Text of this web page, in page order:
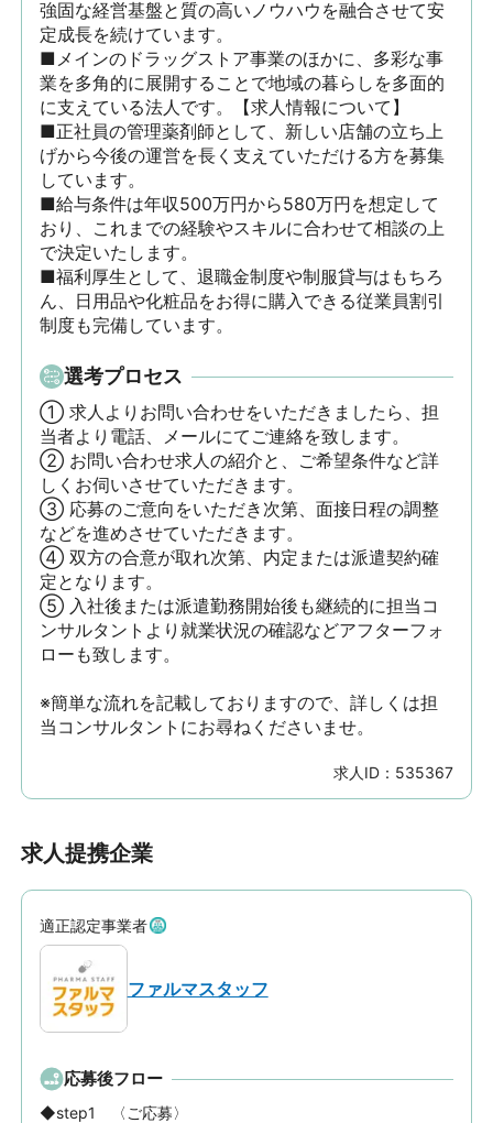
強固な経営基盤と質の高いノウハウを融合させて安
定成長を続けています。
■メインのドラッグストア事業のほかに、多彩な事
業を多角的に展開することで地域の暮らしを多面的
に支えている法人です。【求人情報について】
■正社員の管理薬剤師として、新しい店舗の立ち上
げから今後の運営を長く支えていただける方を募集
しています。
■給与条件は年収500万円から580万円を想定して
おり、これまでの経験やスキルに合わせて相談の上
で決定いたします。
■福利厚生として、退職金制度や制服貸与はもちろ
ん、日用品や化粧品をお得に購入できる従業員割引
制度も完備しています。
選考プロセス
① 求人よりお問い合わせをいただきましたら、担
当者より電話、メールにてご連絡を致します。
② お問い合わせ求人の紹介と、ご希望条件など詳
しくお伺いさせていただきます。
③ 応募のご意向をいただき次第、面接日程の調整
などを進めさせていただきます。
④ 双方の合意が取れ次第、内定または派遣契約確
定となります。
⑤ 入社後または派遣勤務開始後も継続的に担当コ
ンサルタントより就業状況の確認などアフターフォ
ローも致します。
※簡単な流れを記載しておりますので、詳しくは担
当コンサルタントにお尋ねくださいませ。
求人ID： 535367
求人提携企業
適正認定事業者
ファルマスタッフ
応募後フロー
◆step1　〈ご応募〉